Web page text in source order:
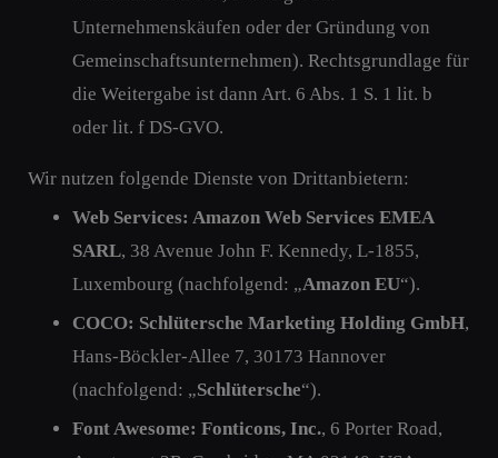
Unternehmenskäufen oder der Gründung von
Gemeinschaftsunternehmen). Rechtsgrundlage für
die Weitergabe ist dann Art. 6 Abs. 1 S. 1 lit. b
oder lit. f DS-GVO.
Wir nutzen folgende Dienste von Drittanbietern:
Web Services: Amazon Web Services EMEA
SARL, 38 Avenue John F. Kennedy, L-1855,
Luxembourg (nachfolgend: „Amazon EU“).
COCO: Schlütersche Marketing Holding GmbH,
Hans-Böckler-Allee 7, 30173 Hannover
(nachfolgend: „Schlütersche“).
Font Awesome: Fonticons, Inc., 6 Porter Road,